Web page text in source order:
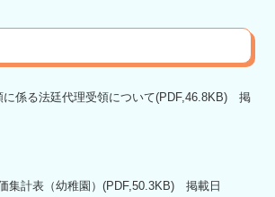
係る法廷代理受領について(PDF,46.8KB) 掲
集計表（幼稚園）(PDF,50.3KB) 掲載日